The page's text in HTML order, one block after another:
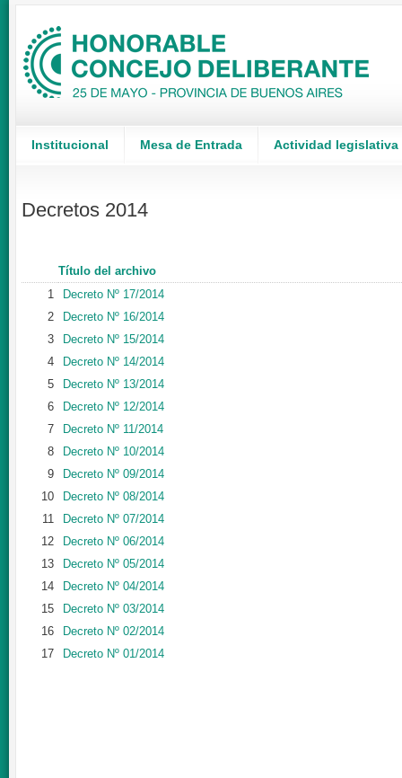
Institucional Mesa de Entrada Actividad legislativa
Decretos 2014
Título del archivo
1
Decreto Nº 17/2014
2
Decreto Nº 16/2014
3
Decreto Nº 15/2014
4
Decreto Nº 14/2014
5
Decreto Nº 13/2014
6
Decreto Nº 12/2014
7
Decreto Nº 11/2014
8
Decreto Nº 10/2014
9
Decreto Nº 09/2014
10
Decreto Nº 08/2014
11
Decreto Nº 07/2014
12
Decreto Nº 06/2014
13
Decreto Nº 05/2014
14
Decreto Nº 04/2014
15
Decreto Nº 03/2014
16
Decreto Nº 02/2014
17
Decreto Nº 01/2014